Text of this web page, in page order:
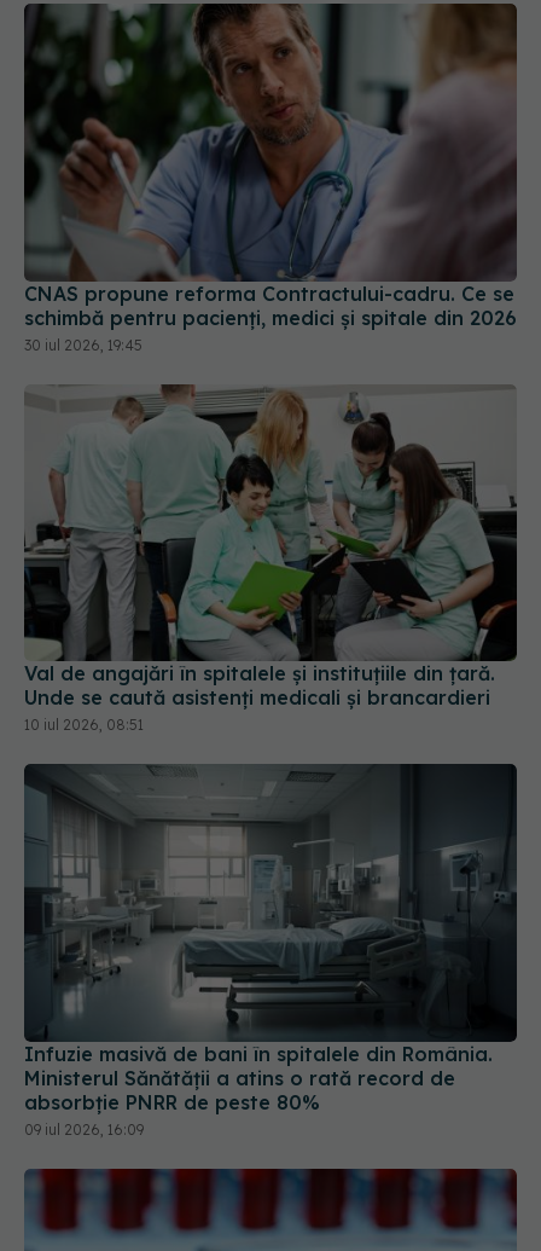
CNAS propune reforma Contractului-cadru. Ce se
schimbă pentru pacienți, medici și spitale din 2026
30 iul 2026, 19:45
Val de angajări în spitalele și instituțiile din țară.
Unde se caută asistenți medicali și brancardieri
10 iul 2026, 08:51
Infuzie masivă de bani în spitalele din România.
Ministerul Sănătății a atins o rată record de
absorbție PNRR de peste 80%
09 iul 2026, 16:09